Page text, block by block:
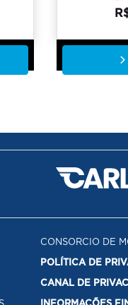
CONSORCIO DE
POLÍTICA DE
CANAL DE